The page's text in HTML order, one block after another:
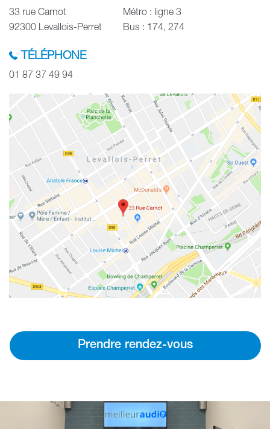
33 rue Carnot
92300 Levallois-Perret
TÉLÉPHONE
01 87 37 49 94
Métro : ligne 3
Bus : 174, 274
Prendre rendez-vous